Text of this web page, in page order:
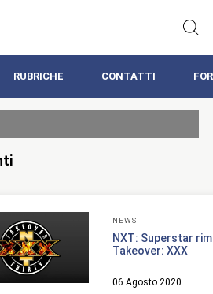
RUBRICHE CONTATTI
NEWS
NXT: Superstar
Takeover: XXX
06 Agosto 2020